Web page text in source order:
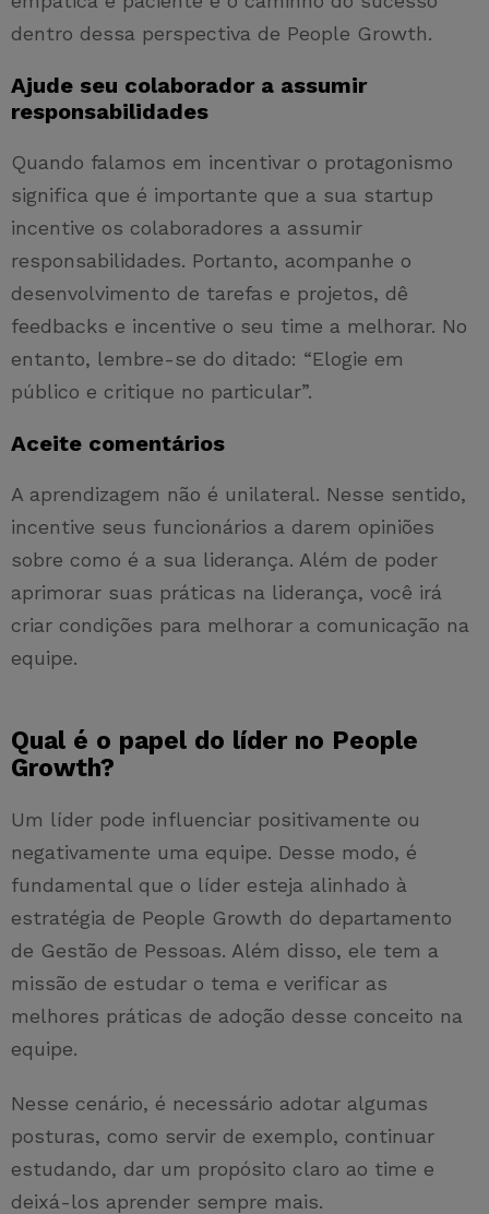
dentro dessa perspectiva de People Growth.
Ajude seu colaborador a assumir
responsabilidades
Quando falamos em incentivar o protagonismo
significa que é importante que a sua startup
incentive os colaboradores a assumir
responsabilidades. Portanto, acompanhe o
desenvolvimento de tarefas e projetos, dê
feedbacks e incentive o seu time a melhorar. No
entanto, lembre-se do ditado: “Elogie em
público e critique no particular”.
Aceite comentários
A aprendizagem não é unilateral. Nesse sentido,
incentive seus funcionários a darem opiniões
sobre como é a sua liderança. Além de poder
aprimorar suas práticas na liderança, você irá
criar condições para melhorar a comunicação na
equipe.
Qual é o papel do líder no People
Growth?
Um líder pode influenciar positivamente ou
negativamente uma equipe. Desse modo, é
fundamental que o líder esteja alinhado à
estratégia de People Growth do departamento
de Gestão de Pessoas. Além disso, ele tem a
missão de estudar o tema e verificar as
melhores práticas de adoção desse conceito na
equipe.
Nesse cenário, é necessário adotar algumas
posturas, como servir de exemplo, continuar
estudando, dar um propósito claro ao time e
deixá-los aprender sempre mais.